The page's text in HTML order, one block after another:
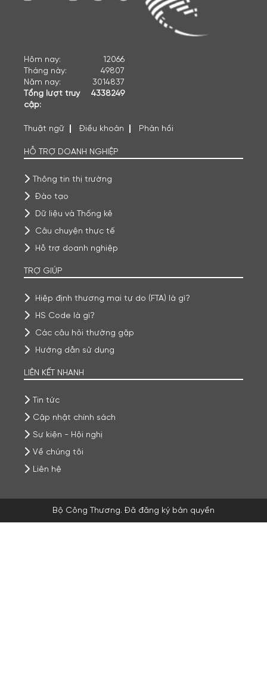
Hôm nay:
12066
Tháng này:
49807
Năm nay:
3014837
Tổng lượt truy
cập:
4338249
Thuật ngữ Điều khoản Phản hồi
HỖ TRỢ DOANH NGHIỆP
Thông tin thị trường
Đào tạo
Dữ liệu và Thống kê
Câu chuyện thực tế
Hỗ trợ doanh nghiệp
TRỢ GIÚP
Hiệp định thương mại tự do (FTA) là gì?
HS Code là gì?
Các câu hỏi thường gặp
Hướng dẫn sử dụng
LIÊN KẾT NHANH
Tin tức
Cập nhật chính sách
Sự kiện - Hội nghị
Về chúng tôi
Liên hệ
Bộ Công Thương. Đã đăng ký bản quyền